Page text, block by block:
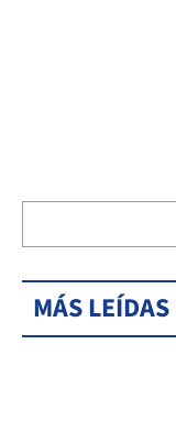
MÁS LEÍDAS